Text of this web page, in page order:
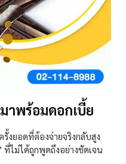
าพร้อมดอกเบี้ย
งยอดที่ต้องจ่ายจริงกลับสูง
ที่ไม่ได้ถูกพูดถึงอย่างชัดเจน